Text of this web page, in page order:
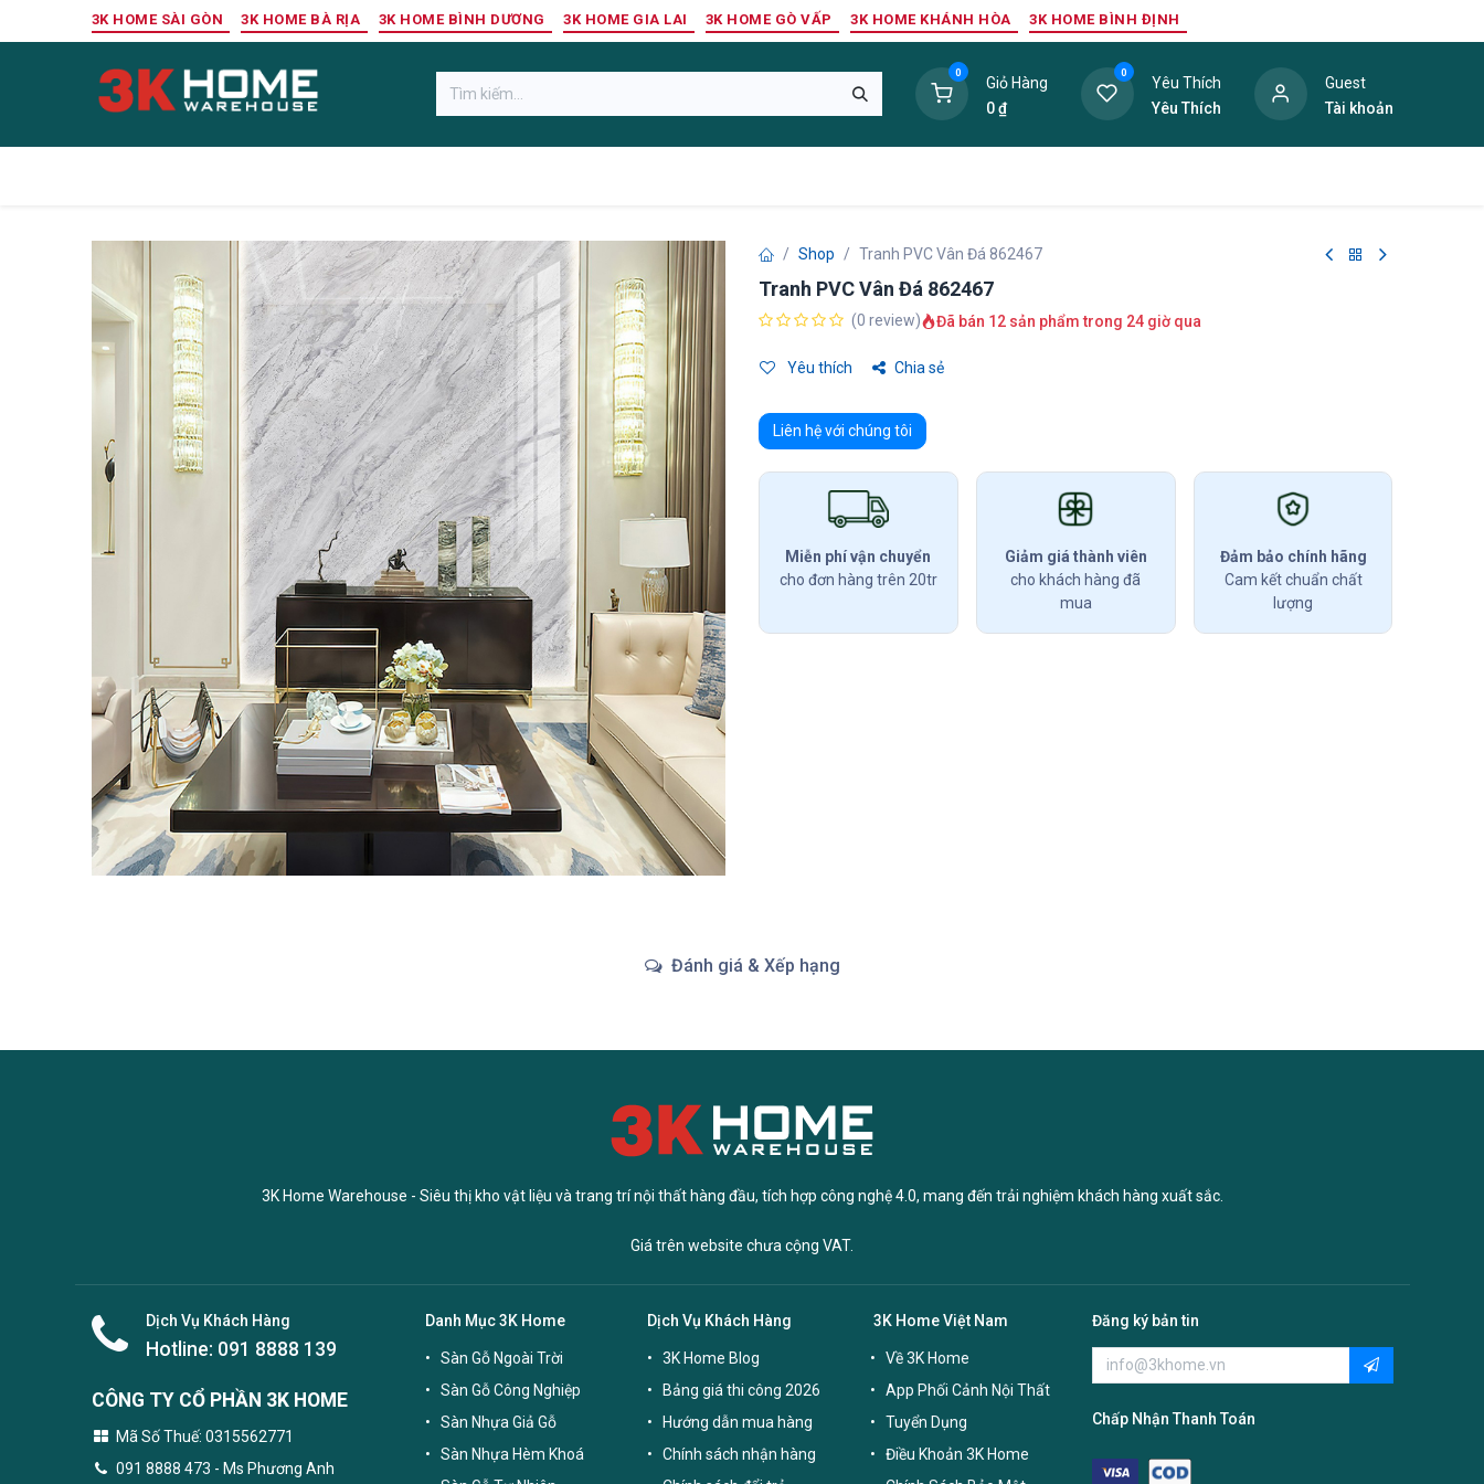
3K HOME SÀI GÒN 3K HOME BÀ RỊA 3K HOME BÌNH DƯƠNG 3K HOME GIA LAI 3K HOME GÒ VẤP 3K HOME KHÁNH HÒA 3K HOME BÌNH ĐỊNH
0
Giỏ Hàng
0₫
0
Yêu Thích
Yêu Thích
Guest
Tài khoản
Shop Tranh PVC Vân Đá 862467
Tranh PVC Vân Đá 862467
(0 review) Đã bán 12 sản phẩm trong 24 giờ qua
Yêu thích Chia sẻ
Liên hệ với chúng tôi
Miễn phí vận chuyển
cho đơn hàng trên 20tr
Giảm giá thành viên
cho khách hàng đã
mua
Đảm bảo chính hãng
Cam kết chuẩn chất
lượng
Đánh giá & Xếp hạng
3K Home Warehouse - Siêu thị kho vật liệu và trang trí nội thất hàng đầu, tích hợp công nghệ 4.0, mang đến trải nghiệm khách hàng xuất sắc.
Giá trên website chưa cộng VAT.
Dịch Vụ Khách Hàng
Hotline: 091 8888 139
CÔNG TY CỔ PHẦN 3K HOME
Mã Số Thuế: 0315562771
091 8888 473 - Ms Phương Anh
Danh Mục 3K Home
Sàn Gỗ Ngoài Trời
Sàn Gỗ Công Nghiệp
Sàn Nhựa Giả Gỗ
Sàn Nhựa Hèm Khoá
Dịch Vụ Khách Hàng
3K Home Blog
Bảng giá thi công 2026
Hướng dẫn mua hàng
Chính sách nhận hàng
3K Home Việt Nam
Về 3K Home
App Phối Cảnh Nội Thất
Tuyển Dụng
Điều Khoản 3K Home
Đăng ký bản tin
Chấp Nhận Thanh Toán